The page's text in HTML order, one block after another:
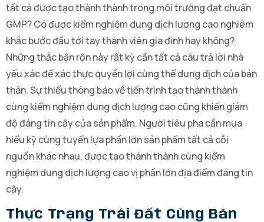
tất cả được tạo thành thành trong môi trường đạt chuẩn
GMP? Có được kiểm nghiệm dung dịch lượng cao nghiêm
khắc bước đầu tới tay thành viên gia đình hay không?
Những thắc bận rộn này rất kỳ cần tất cả câu trả lời nhà
yếu xác để xác thực quyền lợi cùng thể dung dịch của bản
thân. Sự thiếu thông báo về tiến trình tạo thành thành
cùng kiểm nghiệm dung dịch lượng cao cũng khiến giảm
độ đáng tin cậy của sản phẩm. Người tiêu pha cần mua
hiểu kỹ cùng tuyển lựa phần lớn sản phẩm tất cả cỗi
nguồn khác nhau, được tạo thành thành cùng kiểm
nghiệm dung dịch lượng cao vị phần lớn địa điểm đáng tin
cậy.
Thực Trạng Trái Đất Cùng Băn